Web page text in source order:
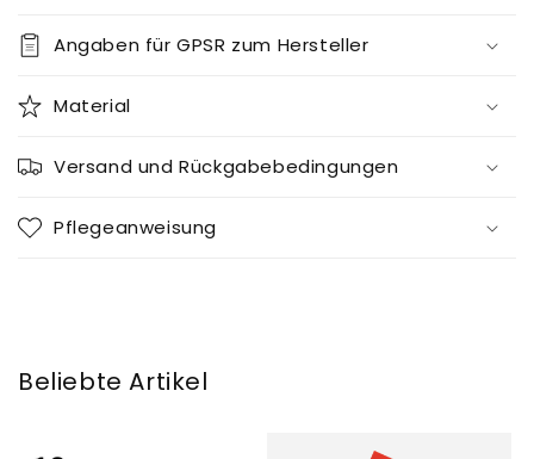
Angaben für GPSR zum Hersteller
Material
Versand und Rückgabebedingungen
Pflegeanweisung
Beliebte Artikel